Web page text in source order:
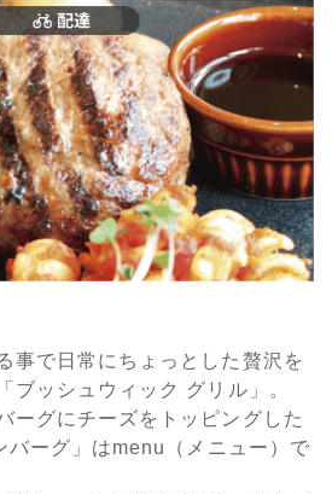
事で日常にちょっとした贅沢を
ブッシュウィック グリル」。
ーグにチーズをトッピングした
バーグ」はmenu（メニュー）で